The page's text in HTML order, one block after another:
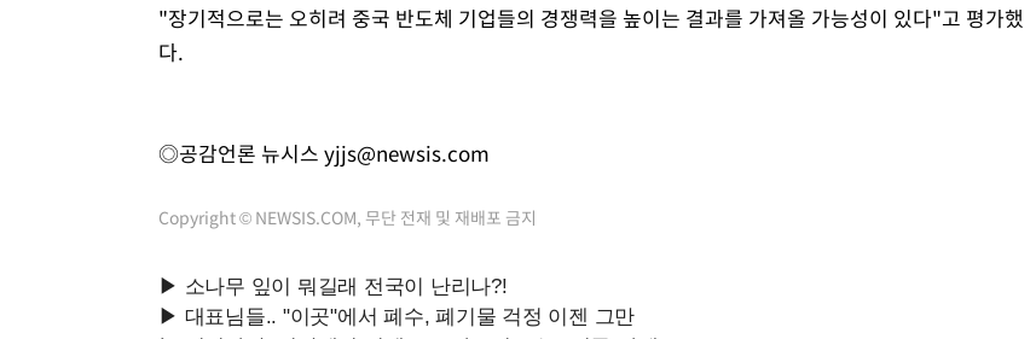
"장기적으로는 오히려 중국 반도체 기업들의 경쟁력을 높이는 결과를 가져올 가능성이 있다"고 평가했
다.
◎공감언론 뉴시스 yjjs@newsis.com
Copyright © NEWSIS.COM, 무단 전재 및 재배포 금지